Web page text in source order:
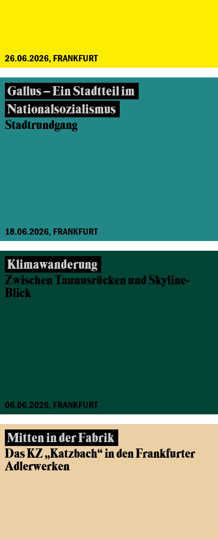
26.06.2026, FRANKFURT
Gallus – Ein Stadtteil im
Nationalsozialismus
Stadtrundgang
18.06.2026, FRANKFURT
Klimawanderung
Zwischen Taunusrücken und Skyline-
Blick
06.06.2026, FRANKFURT
Mitten in der Fabrik
Das KZ „Katzbach“ in den Frankfurter
Adlerwerken